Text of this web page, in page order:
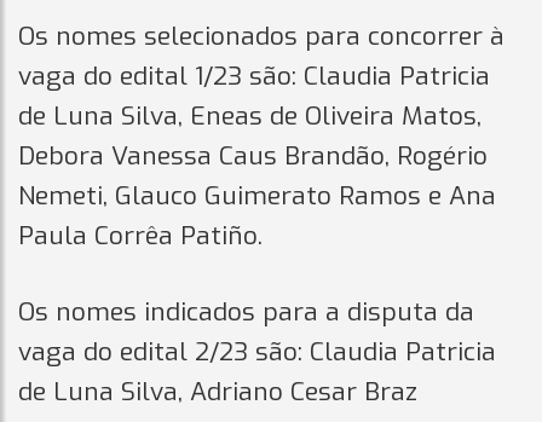
Os nomes selecionados para concorrer à
vaga do edital 1/23 são: Claudia Patricia
de Luna Silva, Eneas de Oliveira Matos,
Debora Vanessa Caus Brandão, Rogério
Nemeti, Glauco Guimerato Ramos e Ana
Paula Corrêa Patiño.
Os nomes indicados para a disputa da
vaga do edital 2/23 são: Claudia Patricia
de Luna Silva, Adriano Cesar Braz